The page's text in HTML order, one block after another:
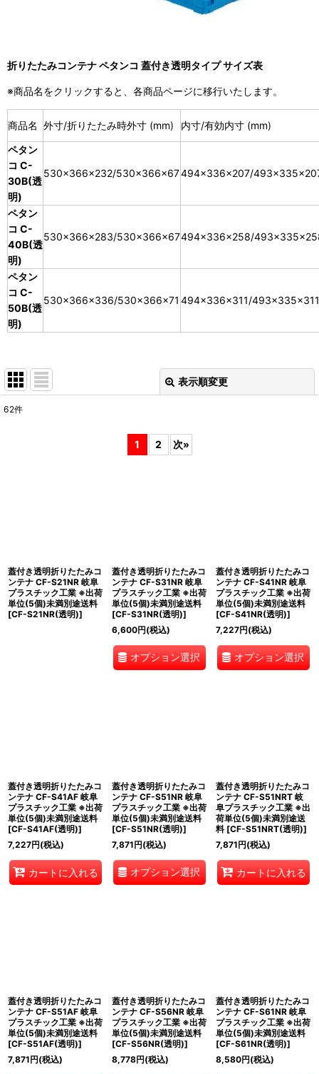
折りたたみコンテナ ペタンコ 蓋付き透明タイプ サイズ表
※商品名をクリックすると、各商品ページに移行いたします。
商品名 外寸/折りたたみ時外寸 (mm)
内寸/有効内寸 (mm)
ペタン
コ C-
30B(透
明)
530×366×232/530×366×67494×336×207/
ペタン
コ C-
40B(透
明)
530×366×283/530×366×67494×336×258/
ペタン
コ C-
50B(透
明)
530×366×336/530×366×71 494×336×311/493×335×311
表示順変更
62件
1 2 次»
蓋付き透明折りたたみコ
ンテナ CF-S21NR 岐阜
プラスチック工業 ※出荷
単位(5個)未満別途送料
[CF-S21NR(透明)]
蓋付き透明折りたたみコ
ンテナ CF-S31NR 岐阜
プラスチック工業 ※出荷
単位(5個)未満別途送料
[CF-S31NR(透明)]
6,600円(税込)
オプション選択
蓋付き透明折りたたみコ
ンテナ CF-S41NR 岐阜
プラスチック工業 ※出荷
単位(5個)未満別途送料
[CF-S41NR(透明)]
7,227円(税込)
オプション選択
蓋付き透明折りたたみコ
ンテナ CF-S41AF 岐阜
プラスチック工業 ※出荷
単位(5個)未満別途送料
[CF-S41AF(透明)]
7,227円(税込)
カートに入れる
蓋付き透明折りたたみコ
ンテナ CF-S51NR 岐阜
プラスチック工業 ※出荷
単位(5個)未満別途送料
[CF-S51NR(透明)]
7,871円(税込)
オプション選択
蓋付き透明折りたたみコ
ンテナ CF-S51NRT 岐
阜プラスチック工業 ※出
荷単位(5個)未満別途送
料 [CF-S51NRT(透明)]
7,871円(税込)
カートに入れる
蓋付き透明折りたたみコ
ンテナ CF-S51AF 岐阜
プラスチック工業 ※出荷
単位(5個)未満別途送料
[CF-S51AF(透明)]
7,871円(税込)
蓋付き透明折りたたみコ
ンテナ CF-S56NR 岐阜
プラスチック工業 ※出荷
単位(5個)未満別途送料
[CF-S56NR(透明)]
8,778円(税込)
蓋付き透明折りたたみコ
ンテナ CF-S61NR 岐阜
プラスチック工業 ※出荷
単位(5個)未満別途送料
[CF-S61NR(透明)]
8,580円(税込)